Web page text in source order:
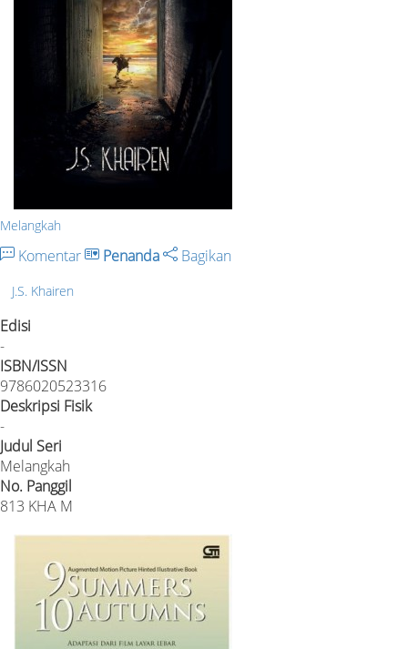
Melangkah
Komentar Penanda Bagikan
J.S. Khairen
Edisi
-
ISBN/ISSN
9786020523316
Deskripsi Fisik
-
Judul Seri
Melangkah
No. Panggil
813 KHA M